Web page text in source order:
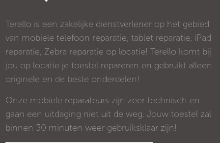
Terello is een zakelijke dienstverlener op het gebied
van mobiele telefoon reparatie, tablet reparatie, iPad
reparatie, Zebra reparatie op locatie! Terello komt bij
jou op locatie je toestel repareren en gebruikt alleen
originele en de beste onderdelen!
Onze mobiele reparateurs zijn zeer technisch en
gaan een uitdaging niet uit de weg. Jouw toestel zal
binnen 30 minuten weer gebruiksklaar zijn!